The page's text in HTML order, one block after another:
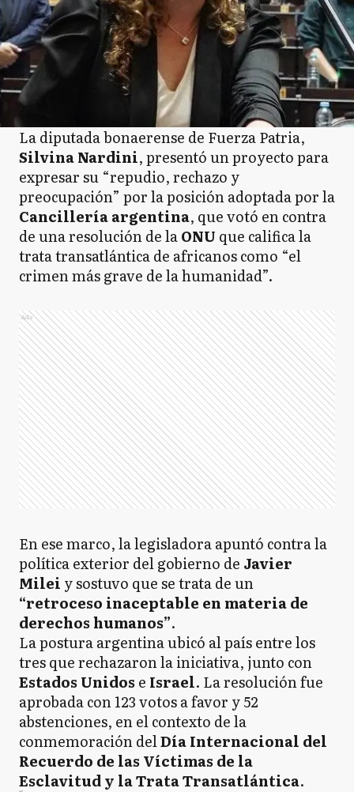
La diputada bonaerense de Fuerza Patria,
Silvina Nardini, presentó un proyecto para
expresar su “repudio, rechazo y
preocupación” por la posición adoptada por la
Cancillería argentina, que votó en contra
de una resolución de laONU que califica la
trata transatlántica de africanos como “el
crimen más grave de la humanidad”.
Ads
En ese marco, la legisladora apuntó contra la
política exterior del gobierno de Javier
Milei y sostuvo que se trata de un
“retroceso inaceptable en materia de
derechos humanos”.
La postura argentina ubicó al país entre los
tres que rechazaron la iniciativa, junto con
Estados Unidos e Israel. La resolución fue
aprobada con 123 votos a favor y 52
abstenciones, en el contexto de la
conmemoración delDía Internacional del
Recuerdo de las Víctimas de la
Esclavitud y la Trata Transatlántica.